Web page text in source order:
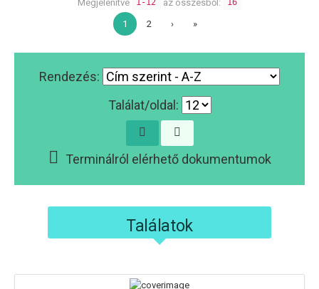
Megjelenítve 1-12 az összesből: 16
1 2 › »
Rendezés:
Találat/oldal:
Terminálról elérhető dokumentumok
Találatok